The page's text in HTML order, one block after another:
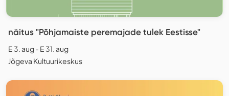
näitus "Põhjamaiste peremajade tulek Eestisse"
E 3. aug - E 31. aug
Jõgeva Kultuurikeskus